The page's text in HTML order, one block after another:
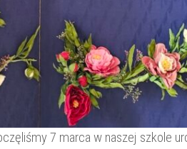
7 marca w naszej szkole